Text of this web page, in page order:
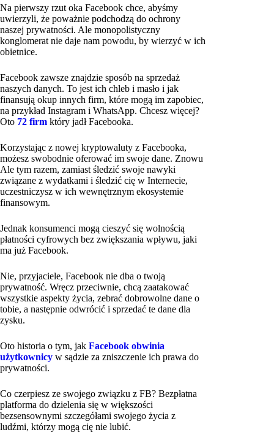
Na pierwszy rzut oka Facebook chce, abyśmy
uwierzyli, że poważnie podchodzą do ochrony
naszej prywatności. Ale monopolistyczny
konglomerat nie daje nam powodu, by wierzyć w ich
obietnice.
Facebook zawsze znajdzie sposób na sprzedaż
naszych danych. To jest ich chleb i masło i jak
finansują okup innych firm, które mogą im zapobiec,
na przykład Instagram i WhatsApp. Chcesz więcej?
Oto 72 firm który jadł Facebooka.
Korzystając z nowej kryptowaluty z Facebooka,
możesz swobodnie oferować im swoje dane. Znowu
Ale tym razem, zamiast śledzić swoje nawyki
związane z wydatkami i śledzić cię w Internecie,
uczestniczysz w ich wewnętrznym ekosystemie
finansowym.
Jednak konsumenci mogą cieszyć się wolnością
płatności cyfrowych bez zwiększania wpływu, jaki
ma już Facebook.
Nie, przyjaciele, Facebook nie dba o twoją
prywatność. Wręcz przeciwnie, chcą zaatakować
wszystkie aspekty życia, zebrać dobrowolne dane o
tobie, a następnie odwrócić i sprzedać te dane dla
zysku.
Oto historia o tym, jak Facebook obwinia
użytkownicy w sądzie za zniszczenie ich prawa do
prywatności.
Co czerpiesz ze swojego związku z FB? Bezpłatna
platforma do dzielenia się w większości
bezsensownymi szczegółami swojego życia z
ludźmi, którzy mogą cię nie lubić.